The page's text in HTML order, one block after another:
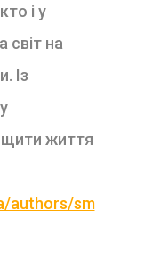
і у
світ на
Із
життя
authors/sm